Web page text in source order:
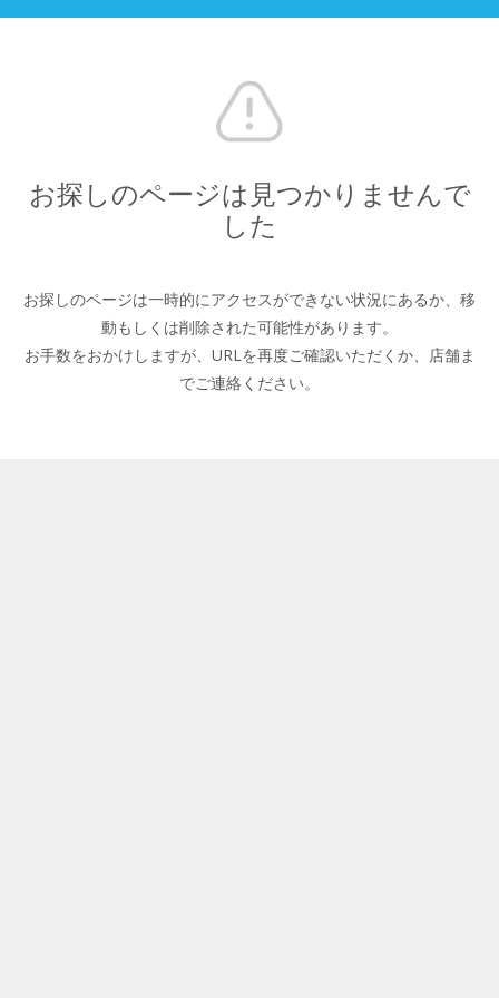
お探しのページは見つかりませんで
した
お探しのページは一時的にアクセスができない状況にあるか、 移
動もしくは削除された可能性があります。
お手数をおかけしますが、URLを再度ご確認いただくか、 店舗ま
でご連絡ください。